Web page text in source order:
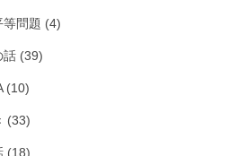
等問題 (4)
話 (39)
(10)
(33)
(18)